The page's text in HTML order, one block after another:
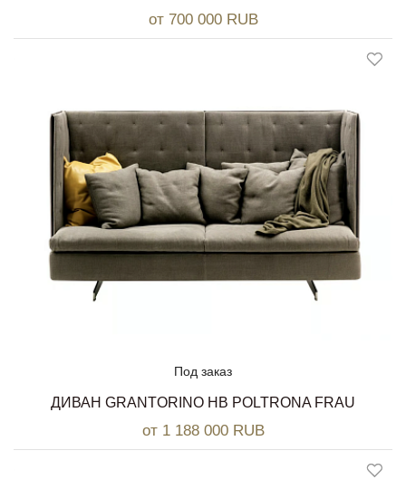
от 700 000 RUB
Под заказ
ДИВАН GRANTORINO HB POLTRONA FRAU
от 1 188 000 RUB